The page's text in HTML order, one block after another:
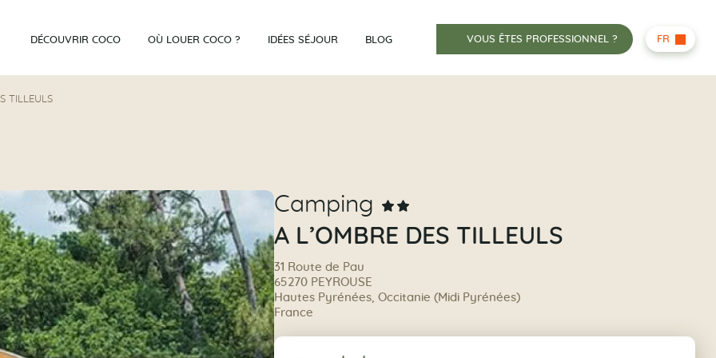
DÉCOUVRIR COCO OÙ LOUER COCO ? IDÉES SÉJOUR BLOG VOUS ÊTES PROFESSIONNEL ? FR
TILLEULS
Camping
A L’OMBRE DES TILLEULS
31 Route de Pau
65270 PEYROUSE
Hautes Pyrénées, Occitanie (Midi Pyrénées)
France